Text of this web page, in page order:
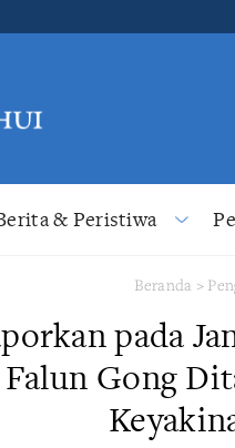
& Peristiwa
Beranda >
pada
Falun Gong